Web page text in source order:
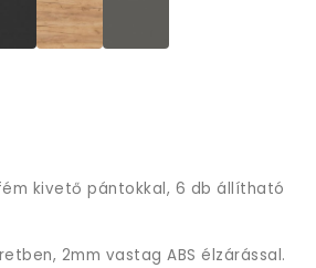
kivető pántokkal, 6 db állítható
2mm vastag ABS élzárással.